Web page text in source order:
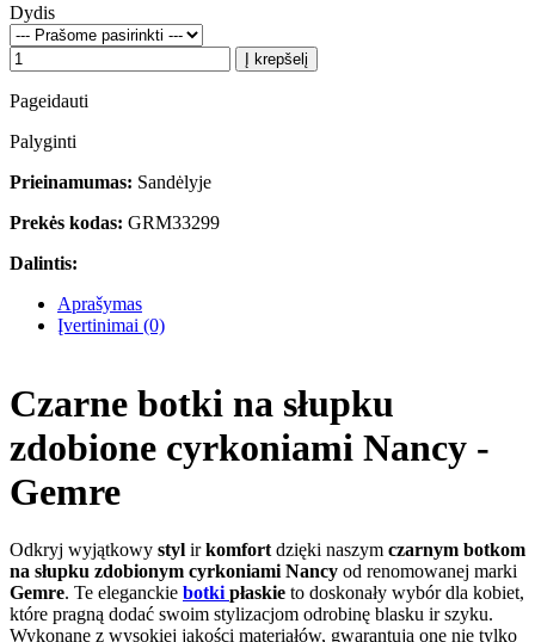
Dydis
Į krepšelį
Pageidauti
Palyginti
Prieinamumas: Sandėlyje
Prekės kodas: GRM33299
Dalintis:
Aprašymas
Įvertinimai (0)
Czarne botki na słupku
zdobione cyrkoniami Nancy -
Gemre
Odkryj wyjątkowy styl irkomfort dzięki naszym czarnym botkom
na słupku zdobionym cyrkoniami Nancy od renomowanej marki
Gemre. Te eleganckie botki płaskie to doskonały wybór dla kobiet,
które pragną dodać swoim stylizacjom odrobinę blasku ir szyku.
Wykonane z wysokiej jakości materiałów, gwarantują one nie tylko